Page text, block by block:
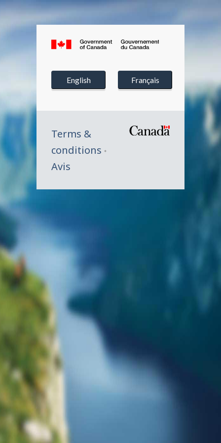
Canada.ca
of
Canada
English
du
Canada
Français
Terms &
conditions
Avis